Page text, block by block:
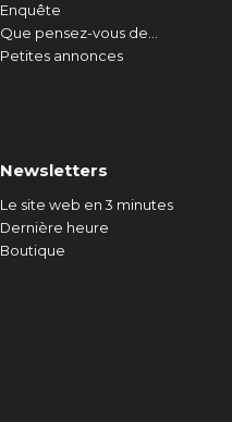
Enquête
Que pensez-vous de...
Petites annonces
Newsletters
Le site web en 3 minutes
Dernière heure
Boutique